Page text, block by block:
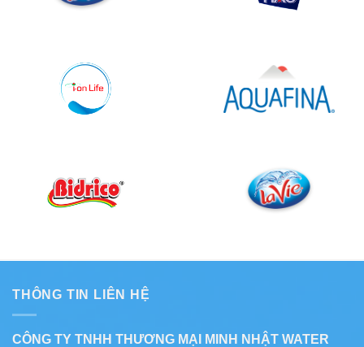
THÔNG TIN LIÊN HỆ
CÔNG TY TNHH THƯƠNG MẠI MINH NHẬT WATER